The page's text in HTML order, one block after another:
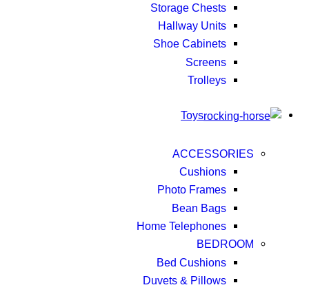
Storage Chests
Hallway Units
Shoe Cabinets
Screens
Trolleys
Toys
ACCESSORIES
Cushions
Photo Frames
Bean Bags
Home Telephones
BEDROOM
Bed Cushions
Duvets & Pillows